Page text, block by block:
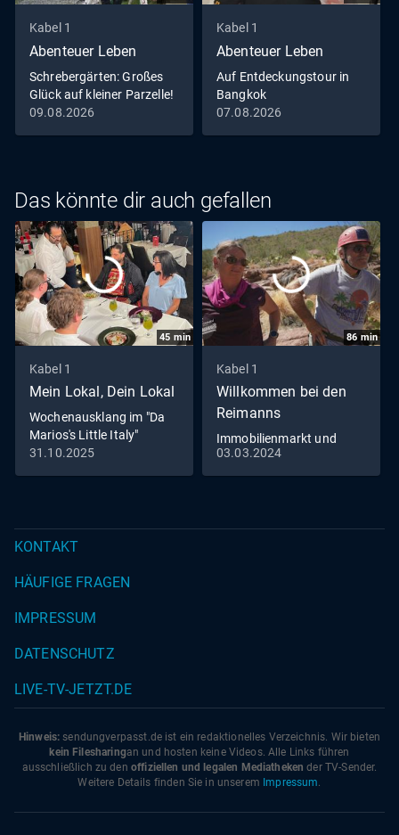
Kabel 1
Abenteuer Leben
Schrebergärten: Großes
Glück auf kleiner Parzelle!
09.08.2026
Kabel 1
Abenteuer Leben
Auf Entdeckungstour in
Bangkok
07.08.2026
Das könnte dir auch gefallen
45 min
Kabel 1
Mein Lokal, Dein Lokal
Wochenausklang im "Da
Marios's Little Italy"
31.10.2025
86 min
Kabel 1
Willkommen bei den
Reimanns
Immobilienmarkt und
Romantik pur - Die
Reimanns erneuern ihr
03.03.2024
KONTAKT
HÄUFIGE FRAGEN
IMPRESSUM
DATENSCHUTZ
LIVE-TV-JETZT.DE
Hinweis: sendungverpasst.de ist ein redaktionelles Verzeichnis. Wir bieten
kein Filesharingan und hosten keine Videos. Alle Links führen
ausschließlich zu den offiziellen und legalen Mediatheken der TV-Sender.
Weitere Details finden Sie in unserem Impressum.